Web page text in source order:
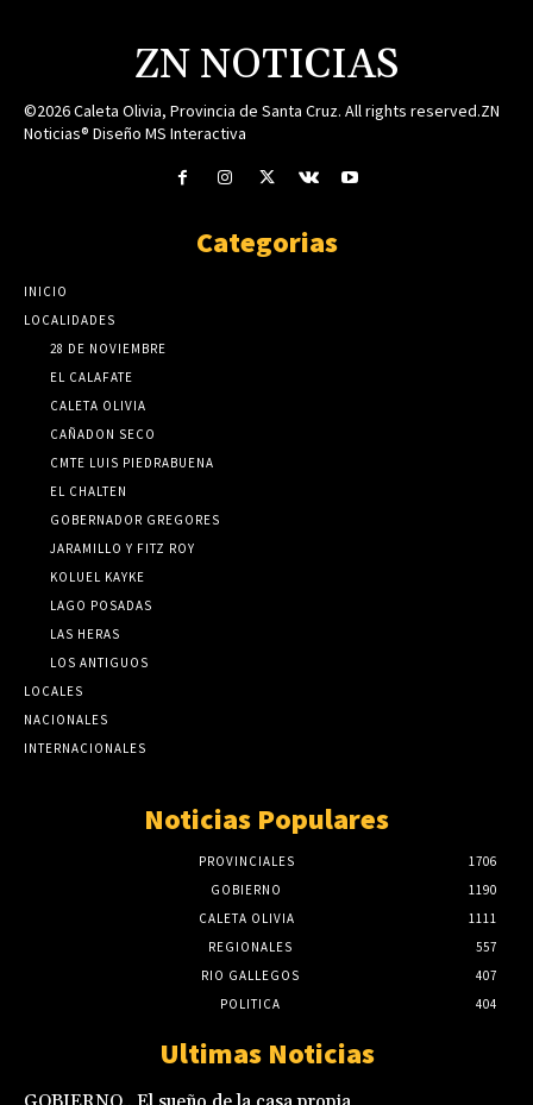
ZN NOTICIAS
©2026 Caleta Olivia, Provincia de Santa Cruz. All rights reserved.ZN
Noticias® Diseño MS Interactiva
Categorias
INICIO
LOCALIDADES
28 DE NOVIEMBRE
EL CALAFATE
CALETA OLIVIA
CAÑADON SECO
CMTE LUIS PIEDRABUENA
EL CHALTEN
GOBERNADOR GREGORES
JARAMILLO Y FITZ ROY
KOLUEL KAYKE
LAGO POSADAS
LAS HERAS
LOS ANTIGUOS
LOCALES
NACIONALES
INTERNACIONALES
Noticias Populares
PROVINCIALES
1706
GOBIERNO
1190
CALETA OLIVIA
1111
REGIONALES
557
RIO GALLEGOS
407
POLITICA
404
Ultimas Noticias